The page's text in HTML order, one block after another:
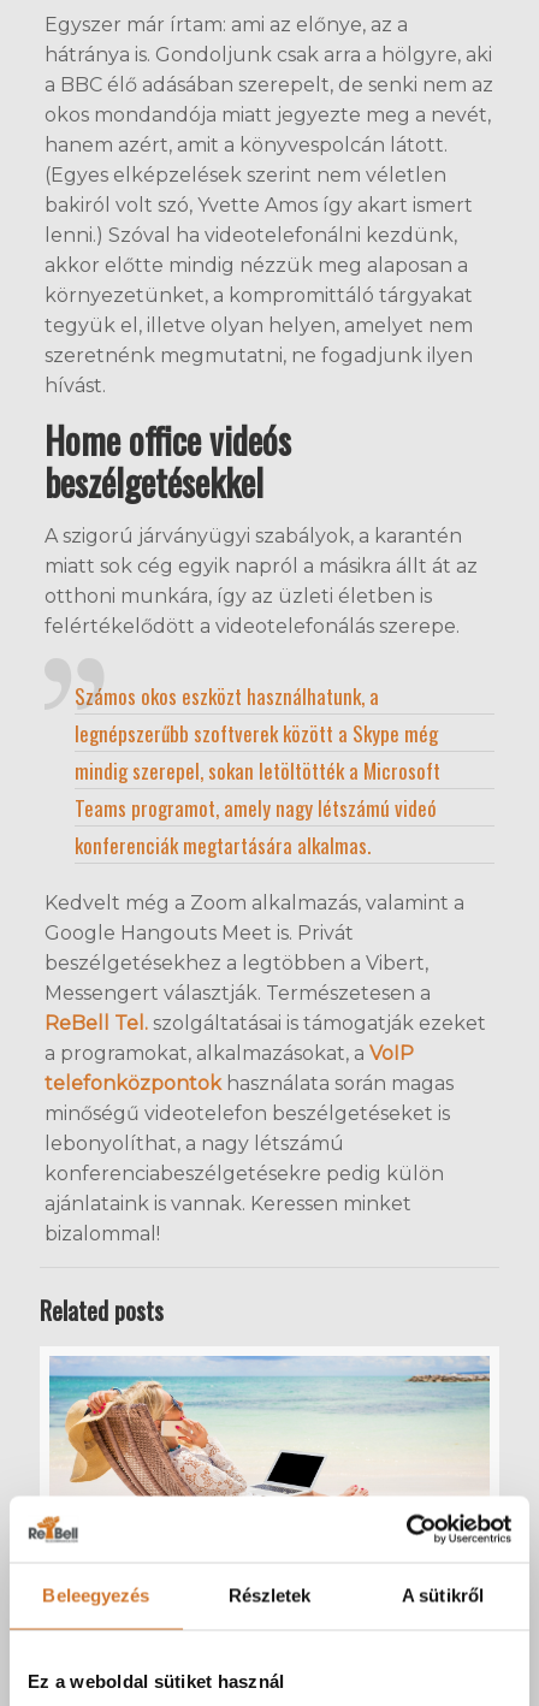
Beleegyezés Részletek A sütikről
Ez a weboldal sütiket használ
Egyszer már írtam: ami az előnye, az a
hátránya is. Gondoljunk csak arra a hölgyre, aki
a BBC élő adásában szerepelt, de senki nem az
okos mondandója miatt jegyezte meg a nevét,
hanem azért, amit a könyvespolcán látott.
(Egyes elképzelések szerint nem véletlen
bakiról volt szó, Yvette Amos így akart ismert
lenni.) Szóval ha videotelefonálni kezdünk,
akkor előtte mindig nézzük meg alaposan a
környezetünket, a kompromittáló tárgyakat
tegyük el, illetve olyan helyen, amelyet nem
szeretnénk megmutatni, ne fogadjunk ilyen
hívást.
Home office videós
beszélgetésekkel
A szigorú járványügyi szabályok, a karantén
miatt sok cég egyik napról a másikra állt át az
otthoni munkára, így az üzleti életben is
felértékelődött a videotelefonálás szerepe.
Számos okos eszközt használhatunk, a
legnépszerűbb szoftverek között a Skype még
mindig szerepel, sokan letöltötték a Microsoft
Teams programot, amely nagy létszámú videó
konferenciák megtartására alkalmas.
Kedvelt még a Zoom alkalmazás, valamint a
Google Hangouts Meet is. Privát
beszélgetésekhez a legtöbben a Vibert,
Messengert választják. Természetesen a
ReBell Tel.szolgáltatásai is támogatják ezeket
a programokat, alkalmazásokat, a VoIP
telefonközpontokhasználata során magas
minőségű videotelefon beszélgetéseket is
lebonyolíthat, a nagy létszámú
konferenciabeszélgetésekre pedig külön
ajánlataink is vannak. Keressen minket
bizalommal!
Related posts
2025-01-28